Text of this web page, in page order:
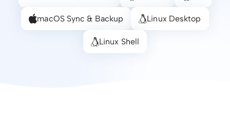
macOS Sync & Backup Linux Desktop
Linux Shell